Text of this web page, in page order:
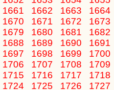
1661
1662 1663
1664
1670
1671 1672
1673
1679
1680 1681
1682
1688
1689 1690
1691
1697
1698 1699
1700
1706
1707 1708
1709
1715
1716 1717
1718
1724
1725 1726
1727